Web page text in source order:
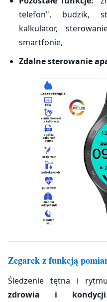
telefon", budzik,
kalkulator,
smartfonie,
Zdalne sterowanie
Zegarek z funkcją
Śledzenie tętna i
zdrowia i kondycji